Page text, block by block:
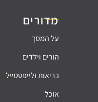
מדורים
על המסך
הורים וילדים
בריאות ולייפסטייל
אוכל